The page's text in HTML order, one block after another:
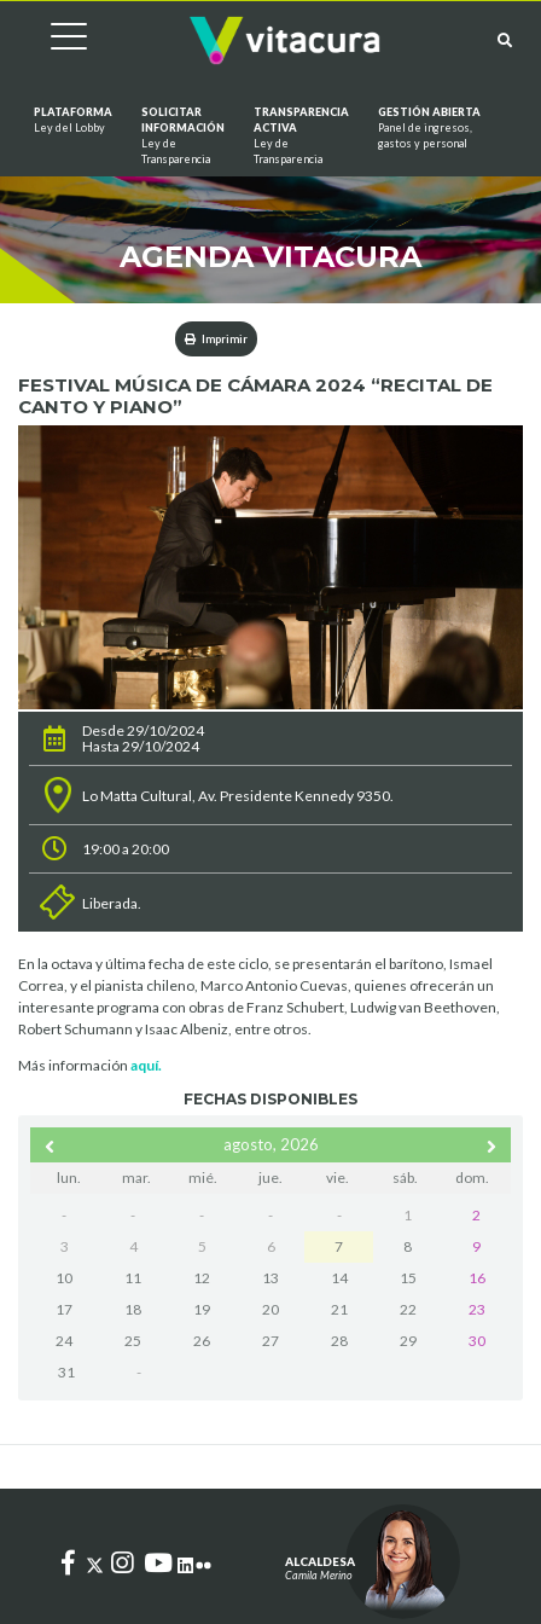
PLATAFORMA
Ley del Lobby
SOLICITAR
INFORMACIÓN
Ley de
Transparencia
TRANSPARENCIA
ACTIVA
Ley de
Transparencia
GESTIÓN ABIERTA
Panel de ingresos,
gastos y personal
AGENDA VITACURA
Imprimir
FESTIVAL MÚSICA DE CÁMARA 2024 “RECITAL DE
CANTO Y PIANO”
Desde 29/10/2024
Hasta 29/10/2024
Lo Matta Cultural, Av. Presidente Kennedy 9350.
19:00 a 20:00
Liberada.
En la octava y última fecha de este ciclo, se presentarán el barítono, Ismael
Correa, y el pianista chileno, Marco Antonio Cuevas, quienes ofrecerán un
interesante programa con obras de Franz Schubert, Ludwig van Beethoven,
Robert Schumann y Isaac Albeniz, entre otros.
Más información aquí.
FECHAS DISPONIBLES
agosto, 2026
lun. mar. mié. jue. vie. sáb. dom.
- - - - - 1
2
3
4 5 6 7 8
9
10
11 12 13 14 15
16
17
18 19 20 21 22
23
24
25 26 27 28 29
30
31
-
ALCALDESA
Camila Merino